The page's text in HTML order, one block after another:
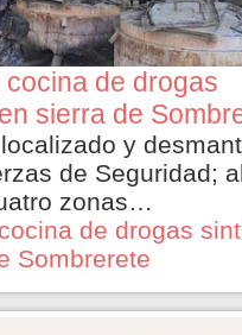
cocina de drogas
sierra de
y
de Seguridad;
zonas…
de drogas
Sombrerete